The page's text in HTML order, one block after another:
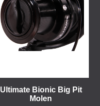
Ultimate Bionic Big Pit
Molen